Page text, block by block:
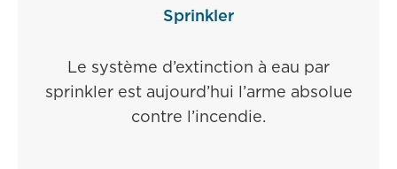
Sprinkler
Le système d’extinction à eau par
sprinkler est aujourd’hui l’arme absolue
contre l’incendie.